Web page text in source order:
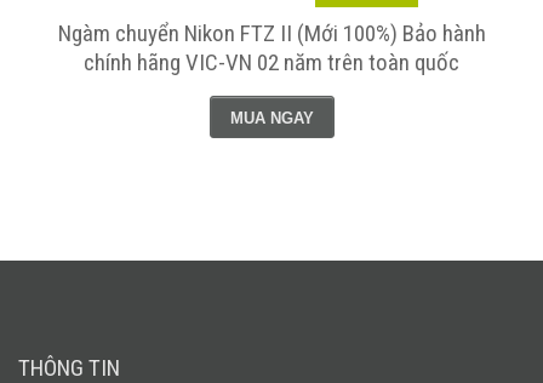
Ngàm chuyển Nikon FTZ II (Mới 100%) Bảo hành
chính hãng VIC-VN 02 năm trên toàn quốc
MUA NGAY
THÔNG TIN